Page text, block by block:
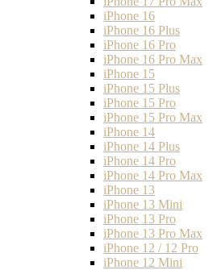
iPhone 16
iPhone 16 Plus
iPhone 16 Pro
iPhone 16 Pro Max
iPhone 15
iPhone 15 Plus
iPhone 15 Pro
iPhone 15 Pro Max
iPhone 14
iPhone 14 Plus
iPhone 14 Pro
iPhone 14 Pro Max
iPhone 13
iPhone 13 Mini
iPhone 13 Pro
iPhone 13 Pro Max
iPhone 12 / 12 Pro
iPhone 12 Mini